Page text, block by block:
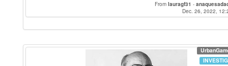
From lauragf31 -
Dec. 26, 2022,